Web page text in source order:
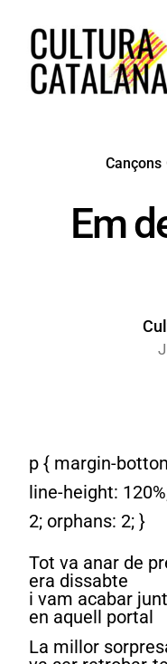
content
Cançons
Em
p { margin-
line-height:
2; orphans: 2; }
Tot va anar de
era dissabte
i vam acabar
en aquell portal
La millor